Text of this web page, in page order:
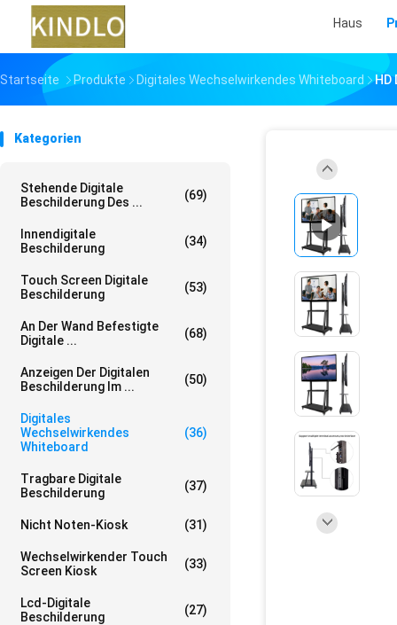
Haus
Startseite Produkte Digitales Wechselwirkendes Whiteboard HD
Kategorien
Stehende Digitale
Beschilderung Des ...
(69)
Innendigitale
Beschilderung
(34)
Touch Screen Digitale
Beschilderung
(53)
An Der Wand Befestigte
Digitale ...
(68)
Anzeigen Der Digitalen
Beschilderung Im ...
(50)
Digitales
Wechselwirkendes
Whiteboard
(36)
Tragbare Digitale
Beschilderung
(37)
Nicht Noten-Kiosk (31)
Wechselwirkender Touch
Screen Kiosk
(33)
Lcd-Digitale
Beschilderung
(27)